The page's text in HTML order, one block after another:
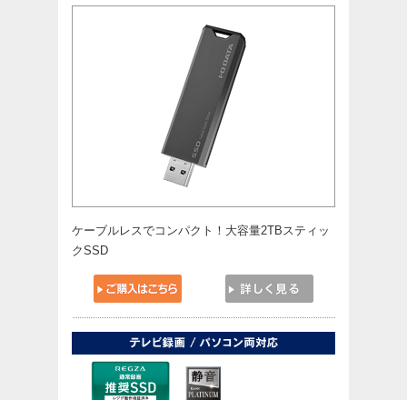
ケーブルレスでコンパクト！大容量2TBスティッ
クSSD